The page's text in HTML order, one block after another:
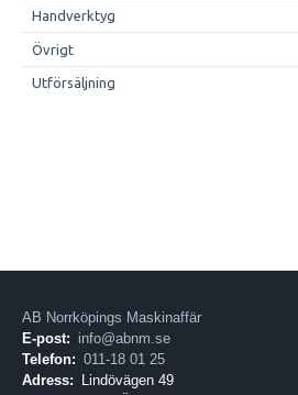
Handverktyg
Övrigt
Utförsäljning
AB Norrköpings Maskinaffär
E-post: info@abnm.se
Telefon: 011-18 01 25
Adress:
Lindövägen 49